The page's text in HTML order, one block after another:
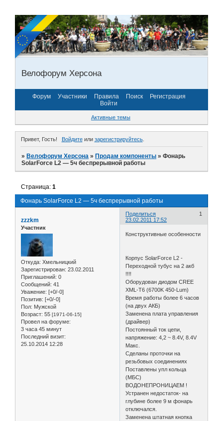
Велофорум Херсона
Форум Участники Правила Поиск
Регистрация
Войти
Активные темы
Привет, Гость! Войдитеили зарегистрируйтесь.
»Велофорум Херсона »Продам компоненты »Фонарь
SolarForce L2 — 5ч беспрерывной работы
Фонарь SolarForce L2 — 5ч беспрерывной работы
Страница:1
Поделиться
1
23.02.2011 17:52
zzzkm
Участник
Откуда: Хмельницкий
Зарегистрирован: 23.02.2011
Приглашений: 0
Сообщений: 41
Уважение: [+0/-0]
Позитив: [+0/-0]
Пол: Мужской
Возраст: 55 [1971-06-15]
Провел на форуме:
3 часа 45 минут
Последний визит:
25.10.2014 12:28
Конструктивные особенности
Корпус SolarForce L2 -
Переходной тубус на 2 акб
!!!!
Оборудован диодом CREE
XML-T6 (6700K 450-Lum)
Время работы более 6 часов
(на двух АКБ)
Заменена плата управления
(драйвер)
Постоянный ток цепи,
напряжение: 4,2 ~ 8.4V, 8.4V
Макс.
Сделаны проточки на
резьбовых соединениях
Поставлены упл кольца
(МБС)
ВОДОНЕПРОНИЦАЕМ !
Устранен недостаток- на
глубине более 9 м фонарь
отключался.
Заменена штатная кнопка